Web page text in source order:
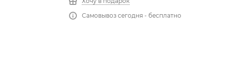
Самовывоз сегодня - бесплатно